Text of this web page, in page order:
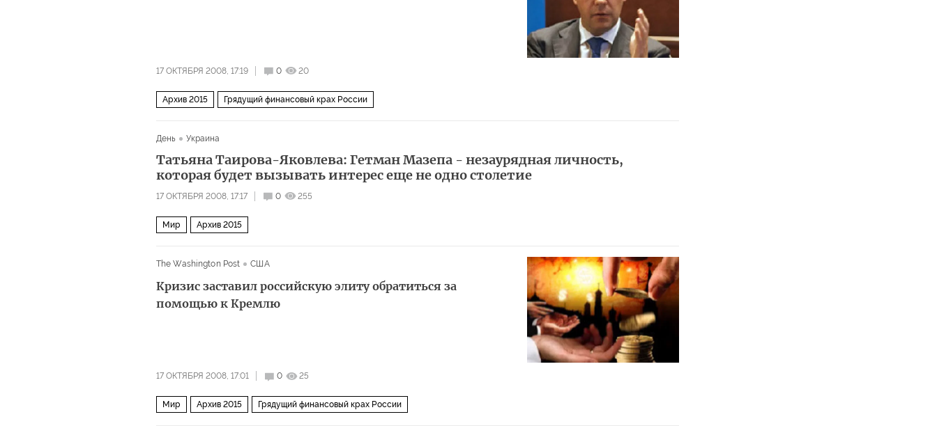
17 ОКТЯБРЯ 2008, 17:19 0 20
Архив 2015 Грядущий финансовый крах России
День Украина
Татьяна Таирова-Яковлева: Гетман Мазепа - незаурядная личность,
которая будет вызывать интерес еще не одно столетие
17 ОКТЯБРЯ 2008, 17:17 0 255
Мир Архив 2015
The Washington Post США
Кризис заставил российскую элиту обратиться за
помощью к Кремлю
17 ОКТЯБРЯ 2008, 17:01 0 25
Мир Архив 2015 Грядущий финансовый крах России